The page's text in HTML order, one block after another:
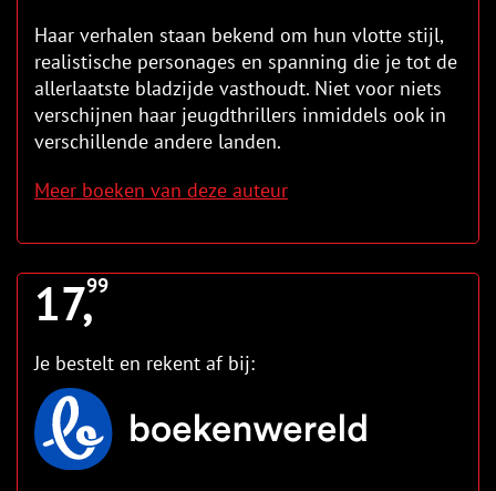
Haar verhalen staan bekend om hun vlotte stijl,
realistische personages en spanning die je tot de
allerlaatste bladzijde vasthoudt. Niet voor niets
verschijnen haar jeugdthrillers inmiddels ook in
verschillende andere landen.
Meer boeken van deze auteur
17,99
Je bestelt en rekent af bij: